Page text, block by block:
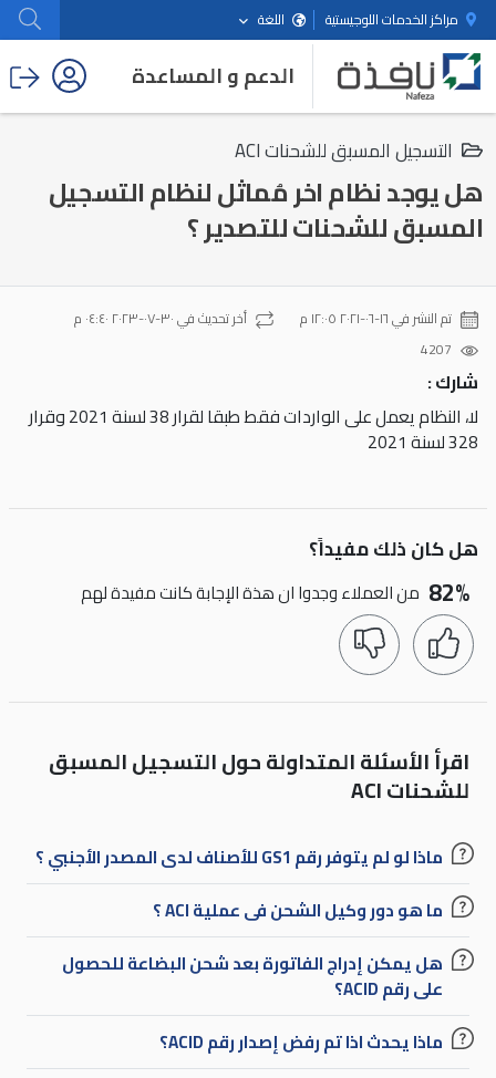
مراكز الخدمات اللوجيستية اللغة
الدعم و المساعدة
التسجيل المسبق للشحنات ACI
هل يوجد نظام اخر مُماثل لنظام التسجيل
المسبق للشحنات للتصدير ؟
تم النشر في١٦-٠٦-٢٠٢١ ١٢:٠٥ م أخر تحديث في٣٠-٠٧-٢٠٢٣ ٠٤:٤٠ م
4207
شارك :
لا، النظام يعمل على الواردات فقط طبقا لقرار 38 لسنة 2021 وقرار
328 لسنة 2021
هل كان ذلك مفيداً؟
82% من العملاء وجدوا ان هذة الإجابة كانت مفيدة لهم
اقرأ الأسئلة المتداولة حول التسجيل المسبق
للشحنات ACI
ماذا لو لم يتوفر رقم GS1 للأصناف لدى المصدر الأجنبي ؟
ما هو دور وكيل الشحن فى عملية ACI ؟
هل يمكن إدراج الفاتورة بعد شحن البضاعة للحصول
على رقم ACID؟
ماذا يحدث اذا تم رفض إصدار رقم ACID؟